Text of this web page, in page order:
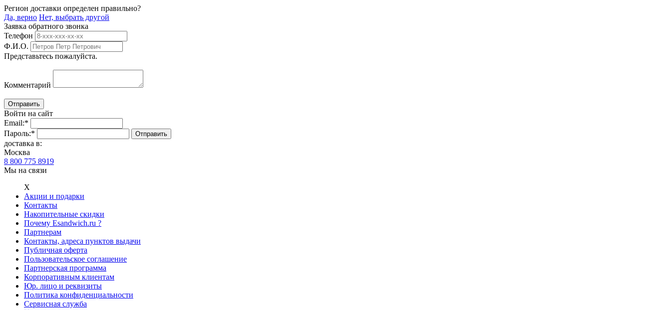
Регион доставки определен правильно?
Да, верно Нет, выбрать другой
Заявка обратного звонка
Телефон
Ф.И.О.
Представьтесь пожалуйста.
Комментарий
Войти на сайт
Email:*
Пароль:*
доставка в:
Москва
8 800 775 8919
Мы на связи
Х
Акции и подарки
Контакты
Накопительные скидки
Почему Esandwich.ru ?
Партнерам
Контакты, адреса пунктов выдачи
Публичная оферта
Пользовательское соглашение
Партнерская программа
Корпоративным клиентам
Юр. лицо и реквизиты
Политика конфиденциальности
Сервисная служба